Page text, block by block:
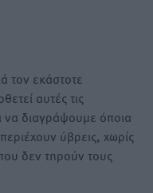
τον εκάστοτε
αυτές τις
να διαγράψουμε όποια
ύβρεις, χωρίς
δεν τηρούν τους